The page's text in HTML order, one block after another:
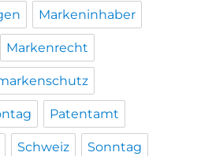
Markeninhaber
Markenrecht
Patentamt
Schweiz Sonntag